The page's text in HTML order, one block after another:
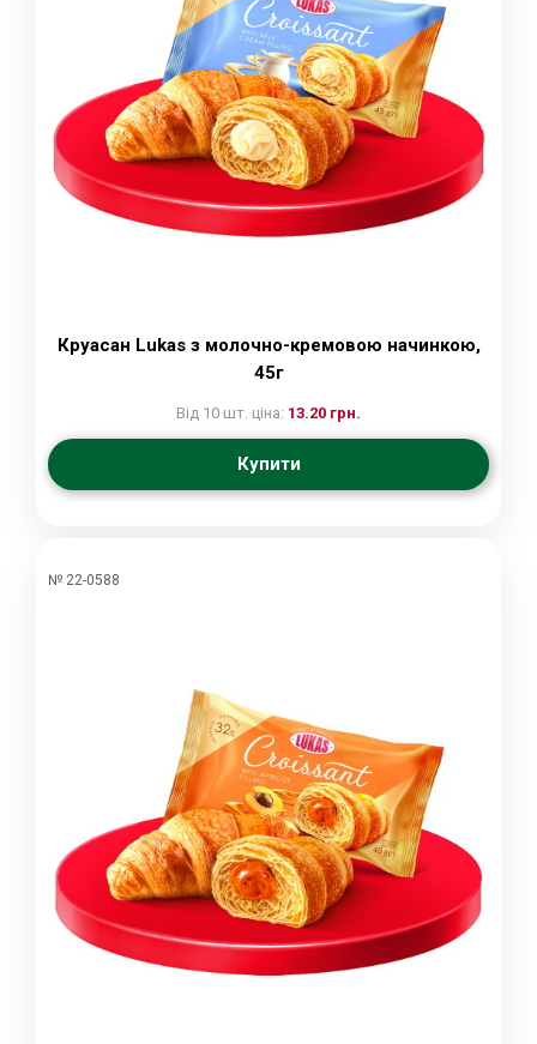
Круасан Lukas з молочно-кремовою начинкою,
45г
Від 10 шт. ціна: 13.20 грн.
Купити
№ 22-0588